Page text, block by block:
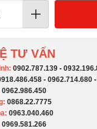
TƯ VẤN
0902.787.139 -
-0962.714.680
0962.986.450
0868.22.7775
0963.040.460
0969.581.266